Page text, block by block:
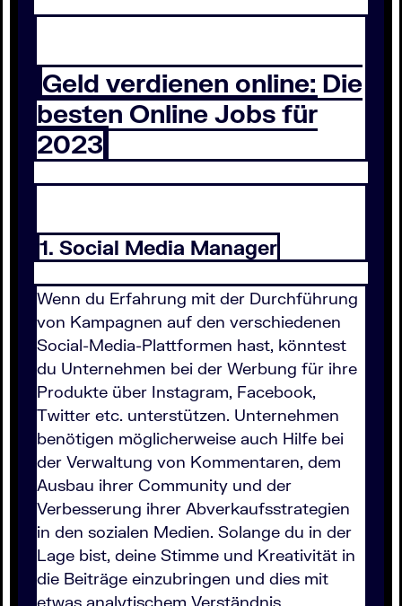
Geld verdienen online: Die
besten Online Jobs für
2023
1. Social Media Manager
Wenn du Erfahrung mit der Durchführung
von Kampagnen auf den verschiedenen
Social-Media-Plattformen hast, könntest
du Unternehmen bei der Werbung für ihre
Produkte über Instagram, Facebook,
Twitter etc. unterstützen. Unternehmen
benötigen möglicherweise auch Hilfe bei
der Verwaltung von Kommentaren, dem
Ausbau ihrer Community und der
Verbesserung ihrer Abverkaufsstrategien
in den sozialen Medien. Solange du in der
Lage bist, deine Stimme und Kreativität in
die Beiträge einzubringen und dies mit
etwas analytischem Verständnis